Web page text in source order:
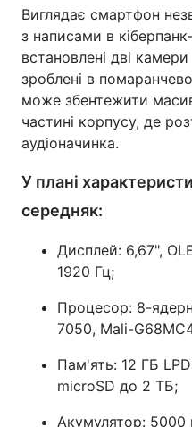
Виглядає смартфон
з написами в
встановлені дві камери
зроблені в
може збентежити
частині корпусу, де
аудіоначинка.
У плані
середняк:
Дисплей: 6,67",
1920 Гц;
Процесор: 8-
7050, Mali-
Пам'ять: 12 ГБ
microSD до 2 ТБ;
Акумулятор: 5000